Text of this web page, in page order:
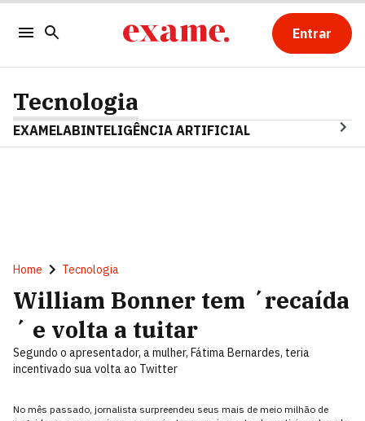
Entrar
Tecnologia
EXAMELABINTELIGÊNCIA ARTIFICIAL
Home Tecnologia
William Bonner tem ´recaída
´ e volta a tuitar
Segundo o apresentador, a mulher, Fátima Bernardes, teria
incentivado sua volta ao Twitter
No mês passado, jornalista surpreendeu seus mais de meio milhão de